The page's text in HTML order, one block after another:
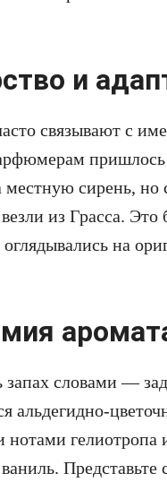
и
связывают с
пришлось
сирень, но
из Грасса.
на
запах словами —
альдегидно-
нотами